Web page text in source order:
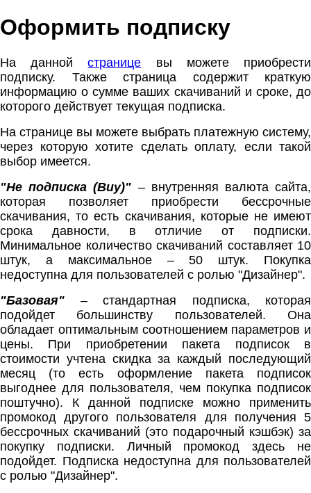
Оформить подписку
На даннойстранице вы можете приобрести
подписку. Также страница содержит краткую
информацию о сумме ваших скачиваний и сроке, до
которого действует текущая подписка.
На странице вы можете выбрать платежную систему,
через которую хотите сделать оплату, если такой
выбор имеется.
"Не подписка (Buy)" – внутренняя валюта сайта,
которая позволяет приобрести бессрочные
скачивания, то есть скачивания, которые не имеют
срока давности, в отличие от подписки.
Минимальное количество скачиваний составляет 10
штук, а максимальное – 50 штук. Покупка
недоступна для пользователей с ролью "Дизайнер".
"Базовая" – стандартная подписка, которая
подойдет большинству пользователей. Она
обладает оптимальным соотношением параметров и
цены. При приобретении пакета подписок в
стоимости учтена скидка за каждый последующий
месяц (то есть оформление пакета подписок
выгоднее для пользователя, чем покупка подписок
поштучно). К данной подписке можно применить
промокод другого пользователя для получения 5
бессрочных скачиваний (это подарочный кэшбэк) за
покупку подписки. Личный промокод здесь не
подойдет. Подписка недоступна для пользователей
с ролью "Дизайнер".